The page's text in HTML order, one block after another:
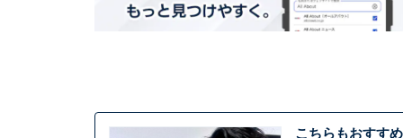
こちらもおすすめ